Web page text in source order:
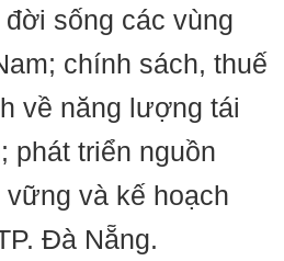
sống các vùng
chính sách, thuế
về năng lượng tái
phát triển nguồn
và kế hoạch
Đà Nẵng.